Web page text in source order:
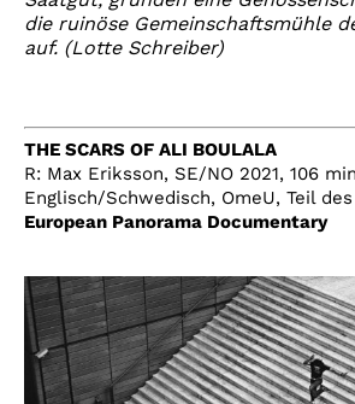
die ruinöse Gemeinschaftsmühle
auf. (Lotte Schreiber)
THE SCARS OF ALI BOULALA
R: Max Eriksson, SE/NO 2021, 106
Englisch/Schwedisch, OmeU, Teil
European Panorama Documentary